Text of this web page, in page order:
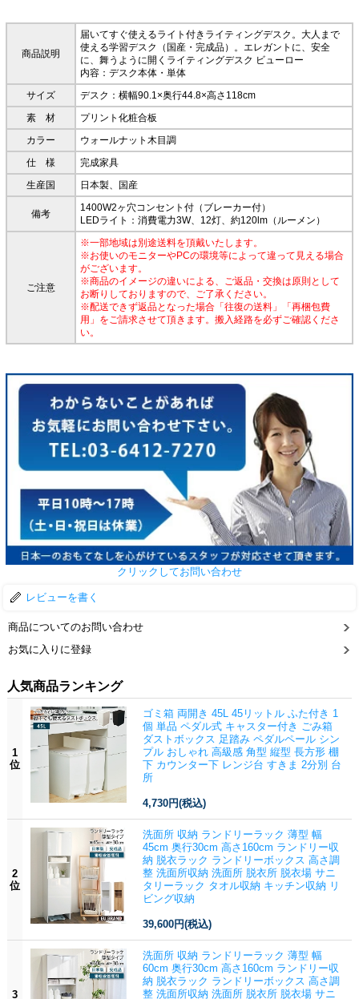
商品説明
届いてすぐ使えるライト付きライティングデスク。大人まで
使える学習デスク（国産・完成品）。エレガントに、安全
に、舞うように開くライティングデスク ビューロー
内容：デスク本体・単体
サイズ
デスク：横幅90.1×奥行44.8×高さ118cm
素 材
プリント化粧合板
カラー
ウォールナット木目調
仕 様
完成家具
生産国
日本製、国産
備考
1400W2ヶ穴コンセント付（ブレーカー付）
LEDライト：消費電力3W、12灯、約120lm（ルーメン）
ご注意
※一部地域は別途送料を頂戴いたします。
※お使いのモニターやPCの環境等によって違って見える場合
がございます。
※商品のイメージの違いによる、ご返品・交換は原則として
お断りしておりますので、ご了承ください。
※配送できず返品となった場合「往復の送料」「再梱包費
用」をご請求させて頂きます。搬入経路を必ずご確認くださ
い。
クリックしてお問い合わせ
レビューを書く
商品についてのお問い合わせ
お気に入りに登録
人気商品ランキング
1
位
ゴミ箱 両開き 45L 45リットル ふた付き 1
個 単品 ペダル式 キャスター付き ごみ箱
ダストボックス 足踏み ペダルペール シン
プル おしゃれ 高級感 角型 縦型 長方形 棚
下 カウンター下 レンジ台 すきま 2分別 台
所
4,730円(税込)
2
位
洗面所 収納 ランドリーラック 薄型 幅
45cm 奥行30cm 高さ160cm ランドリー収
納 脱衣ラック ランドリーボックス 高さ調
整 洗面所収納 洗面所 脱衣所 脱衣場 サニ
タリーラック タオル収納 キッチン収納 リ
ビング収納
39,600円(税込)
3
洗面所 収納 ランドリーラック 薄型 幅
60cm 奥行30cm 高さ160cm ランドリー収
納 脱衣ラック ランドリーボックス 高さ調
整 洗面所収納 洗面所 脱衣所 脱衣場 サニ